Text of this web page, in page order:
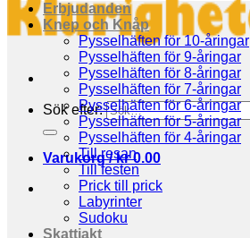
Sök efter:
Varukorg /kr0.00
Erbjudanden
Knep och Knåp
Pysselhäften för 10-åringar
Pysselhäften för 9-åringar
Pysselhäften för 8-åringar
Pysselhäften för 7-åringar
Pysselhäften för 6-åringar
Pysselhäften för 5-åringar
Pysselhäften för 4-åringar
Till resan
Till festen
Prick till prick
Labyrinter
Sudoku
Skattjakt